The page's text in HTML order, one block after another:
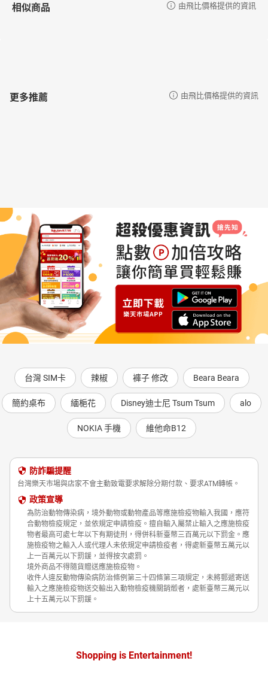
相似商品 由飛比價格提供的資訊
更多推薦 由飛比價格提供的資訊
台灣 SIM卡 辣椒 褲子 修改 Beara Beara
簡約桌布 緬梔花 Disney迪士尼 Tsum Tsum alo
NOKIA 手機 維他命B12
防詐騙提醒
台灣樂天市場與店家不會主動致電要求解除分期付款、要求ATM轉帳。
政策宣導
為防治動物傳染病，境外動物或動物產品等應施檢疫物輸入我國，應符
合動物檢疫規定，並依規定申請檢疫。擅自輸入屬禁止輸入之應施檢疫
物者最高可處七年以下有期徒刑，得併科新臺幣三百萬元以下罰金。應
施檢疫物之輸入人或代理人未依規定申請檢疫者，得處新臺幣五萬元以
上一百萬元以下罰鍰，並得按次處罰。
境外商品不得隨貨贈送應施檢疫物。
收件人違反動物傳染病防治條例第三十四條第三項規定，未將郵遞寄送
輸入之應施檢疫物送交輸出入動物檢疫機關銷燬者，處新臺幣三萬元以
上十五萬元以下罰鍰。
Shopping is Entertainment!